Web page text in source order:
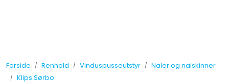
Forside Renhold Vinduspusseutstyr
Naler og nalskinner
Klips Sørbo
Måleinstrumenter